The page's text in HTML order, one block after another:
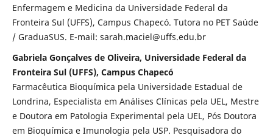
Enfermagem e Medicina da Universidade Federal da
Fronteira Sul (UFFS), Campus Chapecó. Tutora no PET Saúde
/ GraduaSUS. E-mail: sarah.maciel@uffs.edu.br
Gabriela Gonçalves de Oliveira, Universidade Federal da
Fronteira Sul (UFFS), Campus Chapecó
Farmacêutica Bioquímica pela Universidade Estadual de
Londrina, Especialista em Análises Clínicas pela UEL, Mestre
e Doutora em Patologia Experimental pela UEL, Pós Doutora
em Bioquímica e Imunologia pela USP. Pesquisadora do